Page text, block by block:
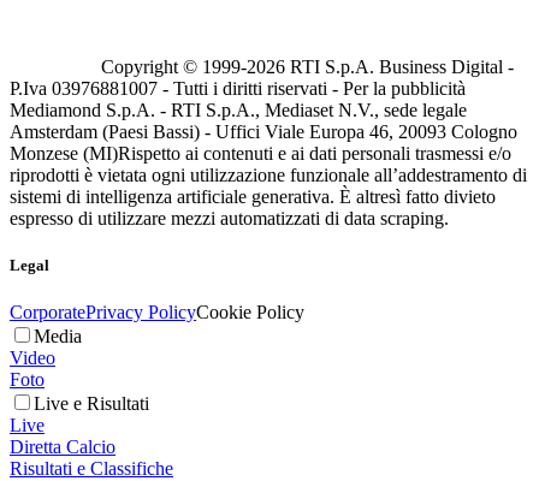
Copyright © 1999-2026 RTI S.p.A. Business Digital -
P.Iva 03976881007 - Tutti i diritti riservati - Per la pubblicità
Mediamond S.p.A. - RTI S.p.A., Mediaset N.V., sede legale
Amsterdam (Paesi Bassi) - Uffici Viale Europa 46, 20093 Cologno
Monzese (MI)Rispetto ai contenuti e ai dati personali trasmessi e/o
riprodotti è vietata ogni utilizzazione funzionale all’addestramento di
sistemi di intelligenza artificiale generativa. È altresì fatto divieto
espresso di utilizzare mezzi automatizzati di data scraping.
Legal
CorporatePrivacy PolicyCookie Policy
Media
Video
Foto
Live e Risultati
Live
Diretta Calcio
Risultati e Classifiche